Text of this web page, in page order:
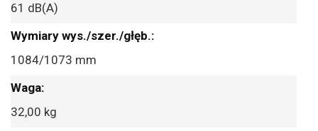
61 dB(A)
1084/1073 mm
32,00 kg